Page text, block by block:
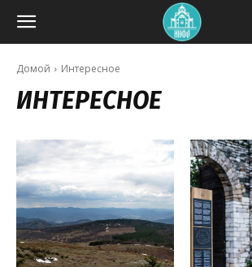
Домой Интересное
ИНТЕРЕСНОЕ